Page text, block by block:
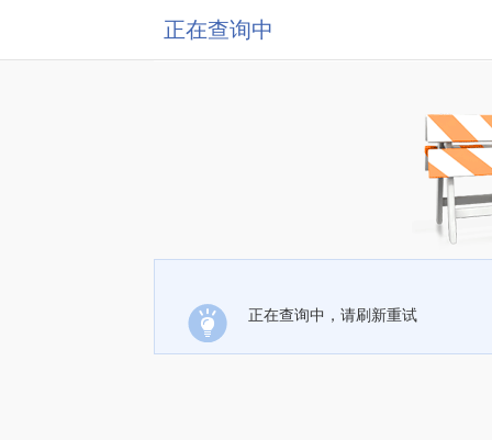
正在查询中
正在查询中，请刷新重试